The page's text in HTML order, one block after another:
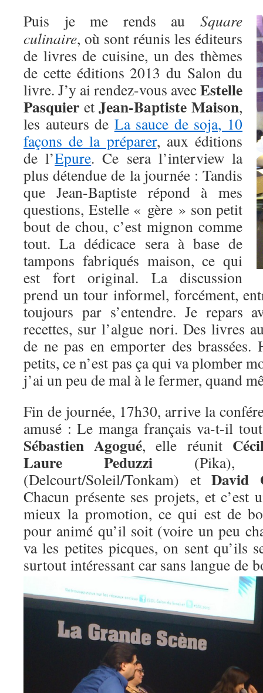
Puis je me rends au Square
culinaire, où sont réunis les éditeurs
de livres de cuisine, un des thèmes
de cette éditions 2013 du Salon du
livre. J’y ai rendez-vous avecEstelle
Pasquier etJean-Baptiste Maison,
les auteurs de La sauce de soja, 10
façons de la préparer, aux éditions
de l’Epure. Ce sera l’interview la
plus détendue de la journée : Tandis
que Jean-Baptiste répond à mes
questions, Estelle « gère » son petit
bout de chou, c’est mignon comme
tout. La dédicace sera à base de
tampons fabriqués maison, ce qui
est fort original. La discussion
prend un tour informel, forcément,
toujours par s’entendre. Je repars
recettes, sur l’algue nori. Des livres
de ne pas en emporter des brassées.
petits, ce n’est pas ça qui va plomber
j’ai un peu de mal à le fermer, quand
Fin de journée, 17h30, arrive la
amusé : Le manga français va-t-il
Sébastien Agogué, elle réunit
Laure Peduzzi
(Delcourt/Soleil/Tonkam) etDavid
Chacun présente ses projets, et
mieux la promotion, ce qui est de
pour animé qu’il soit (voire un peu
va les petites picques, on sent qu’ils
surtout intéressant car sans langue de